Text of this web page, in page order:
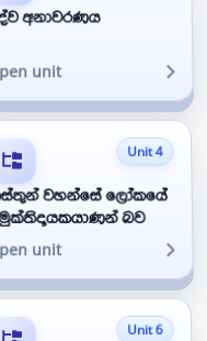
අනාවරණය
unit
Unit 4
වහන්සේ ලෝකයේ
බව
unit
Unit 6